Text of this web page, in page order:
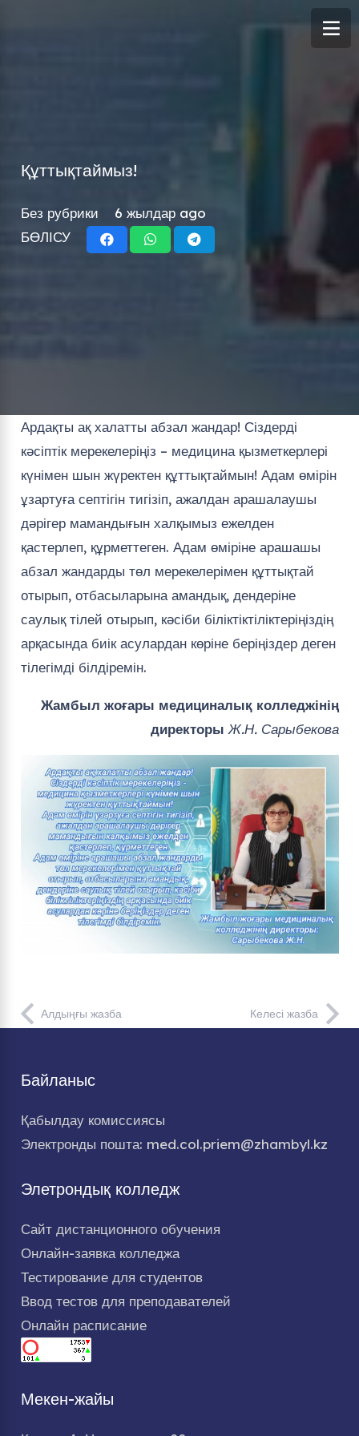
Құттықтаймыз!
Без рубрики
6 жылдар ago
БӨЛІСУ
Ардақты ақ халатты абзал жандар! Сіздерді
кәсіптік мерекелеріңіз – медицина қызметкерлері
күнімен шын жүректен құттықтаймын! Адам өмірін
ұзартуға септігін тигізіп, ажалдан арашалаушы
дәрігер мамандығын халқымыз ежелден
қастерлеп, құрметтеген. Адам өміріне арашашы
абзал жандарды төл мерекелерімен құттықтай
отырып, отбасыларына амандық, дендеріне
саулық тілей отырып, кәсіби біліктіктіліктеріңіздің
арқасында биік асулардан көріне беріңіздер деген
тілегімді білдіремін.
Жамбыл жоғары медициналық колледжінің
директоры Ж.Н. Сарыбекова
Алдыңғы жазба Келесі жазба
Байланыс
Қабылдау комиссиясы
Электронды пошта: med.col.priem@zhambyl.kz
Элетрондық колледж
Сайт дистанционного обучения
Онлайн-заявка колледжа
Тестирование для студентов
Ввод тестов для преподавателей
Онлайн расписание
Мекен-жайы